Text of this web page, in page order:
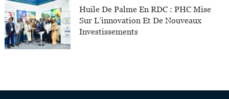
Huile De Palme En RDC : PHC Mise
Sur L’innovation Et De Nouveaux
Investissements